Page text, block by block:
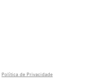
Política de Privacidade